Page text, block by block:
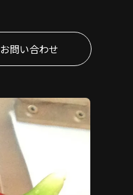
お問い合わせ